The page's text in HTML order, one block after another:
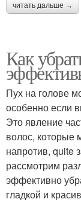
читать дальше →
Как
Пух на голове
особенно если
Это явление
волос, которые
напротив, quite
рассмотрим
эффективно
гладкой и